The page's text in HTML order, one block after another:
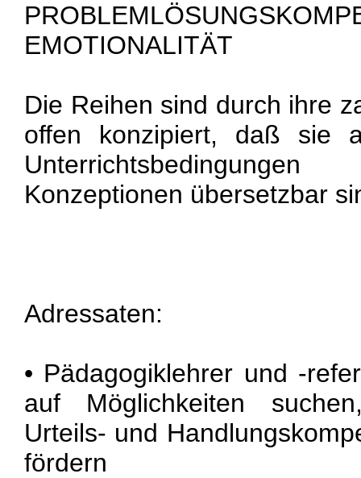
EMOTIONALITÄT
Die Reihen sind durch ihre
offen konzipiert, daß sie
Konzeptionen übersetzbar
Adressaten:
• Pädagogiklehrer und -
auf Möglichkeiten
Urteils- und
fördern